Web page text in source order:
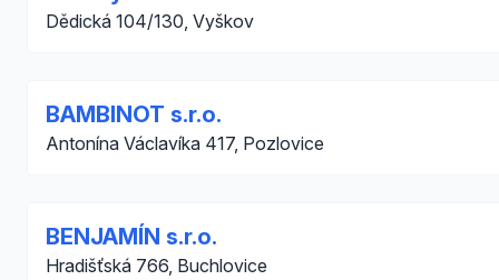
Dědická 104/130, Vyškov
BAMBINOT s.r.o.
Antonína Václavíka 417, Pozlovice
BENJAMÍN s.r.o.
Hradišťská 766, Buchlovice